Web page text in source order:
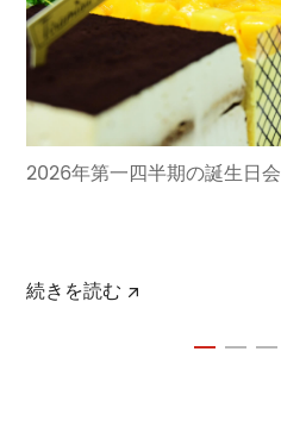
2026年第一四半期の誕生日会
続きを読む